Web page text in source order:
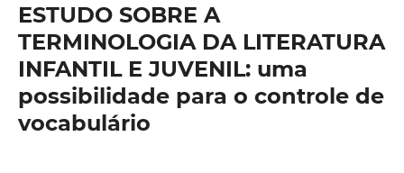
ESTUDO SOBRE A
TERMINOLOGIA DA LITERATURA
INFANTIL E JUVENIL: uma
possibilidade para o controle de
vocabulário